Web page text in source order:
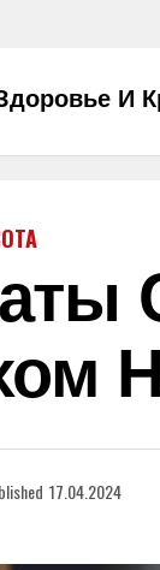
И
17.04.2024